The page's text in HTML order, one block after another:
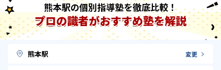
熊本駅の個別指導塾を徹底比較！
プロの識者がおすすめ塾を解説
熊本駅 変更